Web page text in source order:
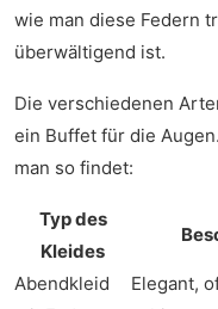
wie man diese Federn
überwältigend ist.
Die verschiedenen
ein Buffet für die
man so findet:
Typ des
Kleides
Abendkleid
Elegant,